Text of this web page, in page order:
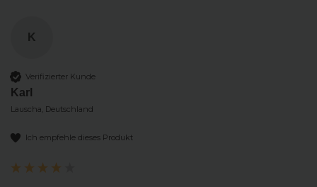
K
Verifizierter Kunde
Karl
Lauscha, Deutschland
Ich empfehle dieses Produkt